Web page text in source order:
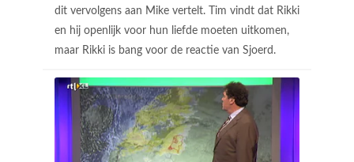
dit vervolgens aan Mike vertelt. Tim vindt dat Rikki
en hij openlijk voor hun liefde moeten uitkomen,
maar Rikki is bang voor de reactie van Sjoerd.